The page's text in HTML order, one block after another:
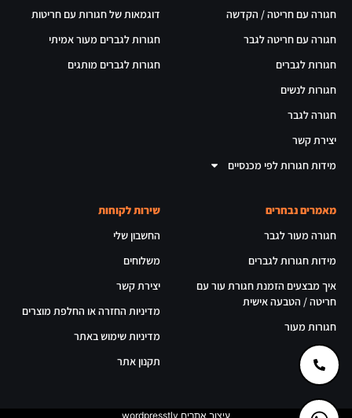
חגורה עם חריטה / הקדשה
חגורה עם חריטה לגבר
חגורות לגברים
חגורות לנשים
חגורה לגבר
יצירת קשר
מידות חגורות לפי מכנסיים
דוגמאות של חגורות עם חריטות
חגורות לגברים מעור אמיתי
חגורות לגברים מותגים
מאמרים נבחרים
חגורה מעור לגבר
מידות חגורות לגברים
איך מבצעים הזמנת חגורת עור עם
חריטה / הטבעה אישית
חגורות מעור
שירות לקוחות
החשבון שלי
משלוחים
יצירת קשר
מדיניות החזרה או החלפת מוצרים
מדיניות שימוש באתר
תקנון אתר
עיצוב אתרים wordpresstlv